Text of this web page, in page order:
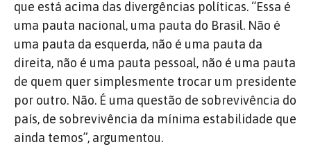
que está acima das divergências políticas. “Essa é
uma pauta nacional, uma pauta do Brasil. Não é
uma pauta da esquerda, não é uma pauta da
direita, não é uma pauta pessoal, não é uma pauta
de quem quer simplesmente trocar um presidente
por outro. Não. É uma questão de sobrevivência do
país, de sobrevivência da mínima estabilidade que
ainda temos”, argumentou.